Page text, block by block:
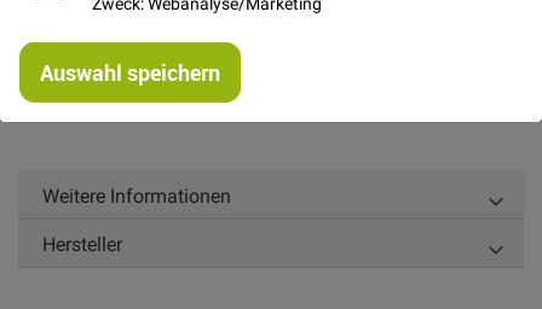
Auswahl speichern
Streifenoptik.
Der breitere Streifen mit den Blümchen ist ca. 4cm breit
Weitere Informationen
Hersteller